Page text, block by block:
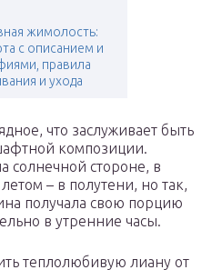
жимолость:
с описанием и
правила
и ухода
что заслуживает быть
композиции.
солнечной стороне, в
– в полутени, но так,
получала свою порцию
в утренние часы.
теплолюбивую лиану от